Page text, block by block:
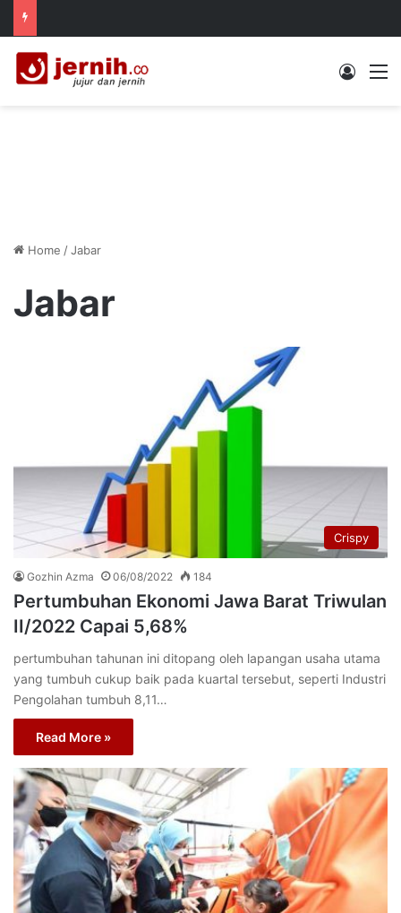
Log In
Home /Jabar
Jabar
Crispy
Gozhin Azma 06/08/2022 184
Pertumbuhan Ekonomi Jawa Barat Triwulan
II/2022 Capai 5,68%
pertumbuhan tahunan ini ditopang oleh lapangan usaha utama
yang tumbuh cukup baik pada kuartal tersebut, seperti Industri
Pengolahan tumbuh 8,11…
Read More »